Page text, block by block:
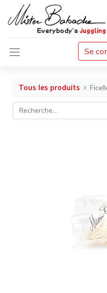
Everybody'sjuggling
Se
Tous les produits